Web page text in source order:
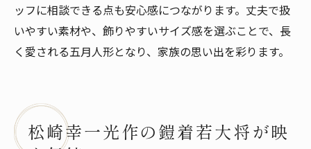
ッフに相談できる点も安心感につながります。丈夫で扱
いやすい素材や、飾りやすいサイズ感を選ぶことで、長
く愛される五月人形となり、家族の思い出を彩ります。
松崎幸一光作の鎧着若大将が映